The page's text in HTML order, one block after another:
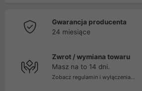
Gwarancja producenta
24 miesiące
Zwrot / wymiana towaru
Masz na to 14 dni.
Zobacz regulamin i wyłączenia...